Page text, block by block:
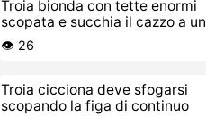
Troia bionda con tette enormi
scopata e succhia il cazzo a un
giovane stallone
👁️ 26
Troia cicciona deve sfogarsi
scopando la figa di continuo